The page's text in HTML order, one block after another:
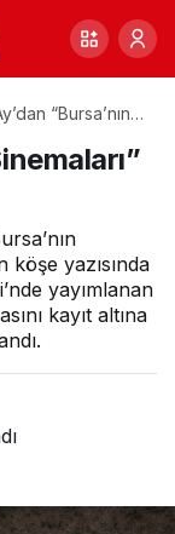
“Bursa’nın
köşe yazısında
yayımlanan
kayıt altına
0 Paylaş